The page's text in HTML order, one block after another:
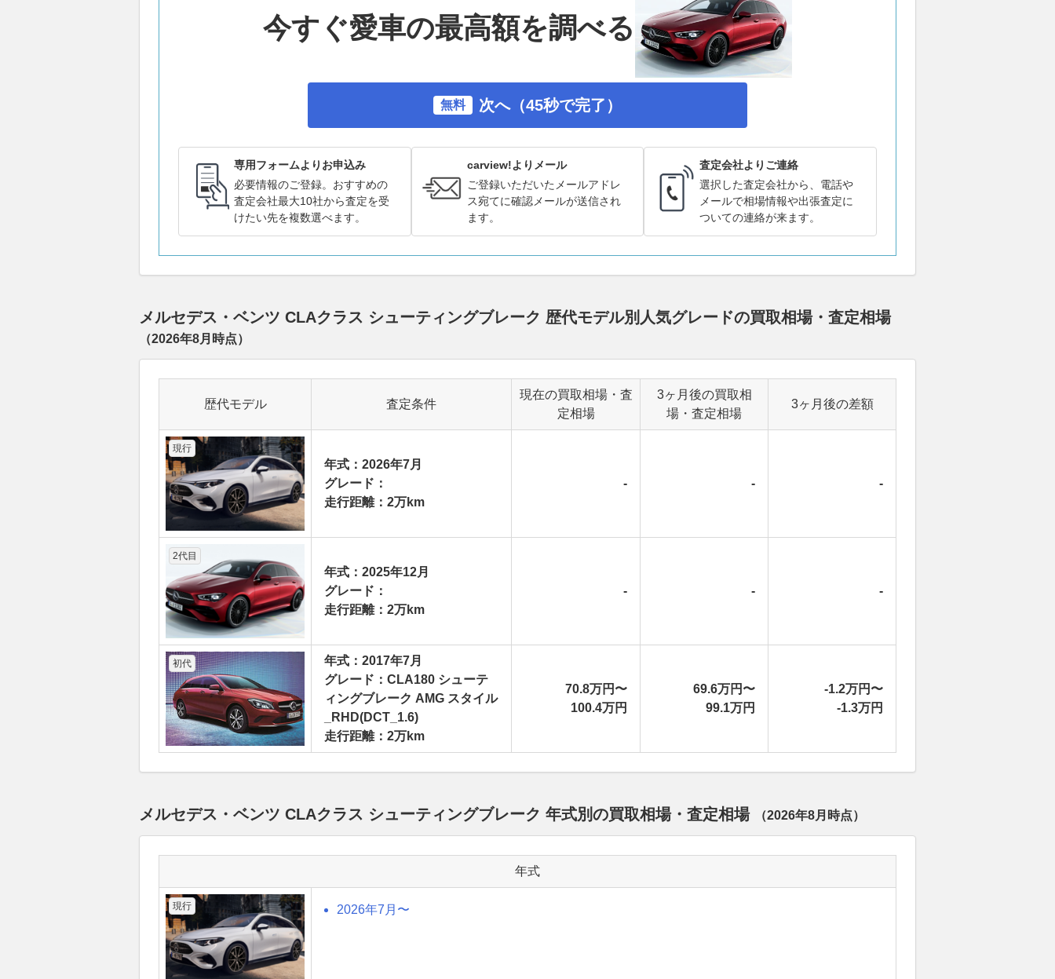
今すぐ愛車の最高額を調べる
無料 次へ（45秒で完了）
専用フォームよりお申込み
必要情報のご登録。おすすめの
査定会社最大10社から査定を受
けたい先を複数選べます。
carview!よりメール
ご登録いただいたメールアドレ
ス宛てに確認メールが送信され
ます。
査定会社よりご連絡
選択した査定会社から、電話や
メールで相場情報や出張査定に
ついての連絡が来ます。
メルセデス・ベンツ CLAクラス シューティングブレーク 歴代モデル別人気グレードの買取相場・査定相場
（2026年8月 時点）
歴代モデル 査定条件
現在の買取相場・査
定相場
3ヶ月後の買取相
場・査定相場
3ヶ月後の差額
現行
年式：2026年7月
グレード：
走行距離：2万km
- - -
2代目
年式：2025年12月
グレード：
走行距離：2万km
- - -
初代
年式：2017年7月
グレード：CLA180 シューテ
ィングブレーク AMG スタイル
_RHD(DCT_1.6)
走行距離：2万km
70.8万円〜
100.4万円
69.6万円〜
99.1万円
-1.2万円〜
-1.3万円
メルセデス・ベンツ CLAクラス シューティングブレーク 年式別の買取相場・査定相場 （2026年8月 時点）
年式
現行 2026年7月〜